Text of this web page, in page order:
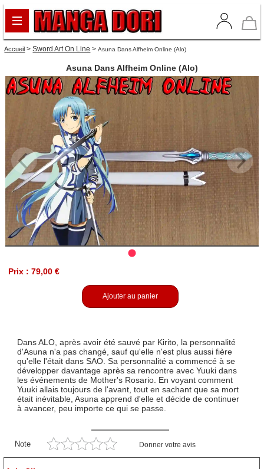
Accueil >Sword Art On Line >Asuna Dans Alfheim Online (alo)
Asuna Dans Alfheim Online (alo)
Prix : 79,00 €
Ajouter au panier
Dans ALO, après avoir été sauvé par Kirito, la personnalité
d'Asuna n'a pas changé, sauf qu'elle n'est plus aussi fière
qu'elle l'était dans SAO. Sa personnalité a commencé à se
développer davantage après sa rencontre avec Yuuki dans
les événements de Mother's Rosario. En voyant comment
Yuuki allais toujours de l'avant, tout en sachant que sa mort
était inévitable, Asuna apprend d'elle et décide de continuer
à avancer, peu importe ce qui se passe.
Note Donner votre avis